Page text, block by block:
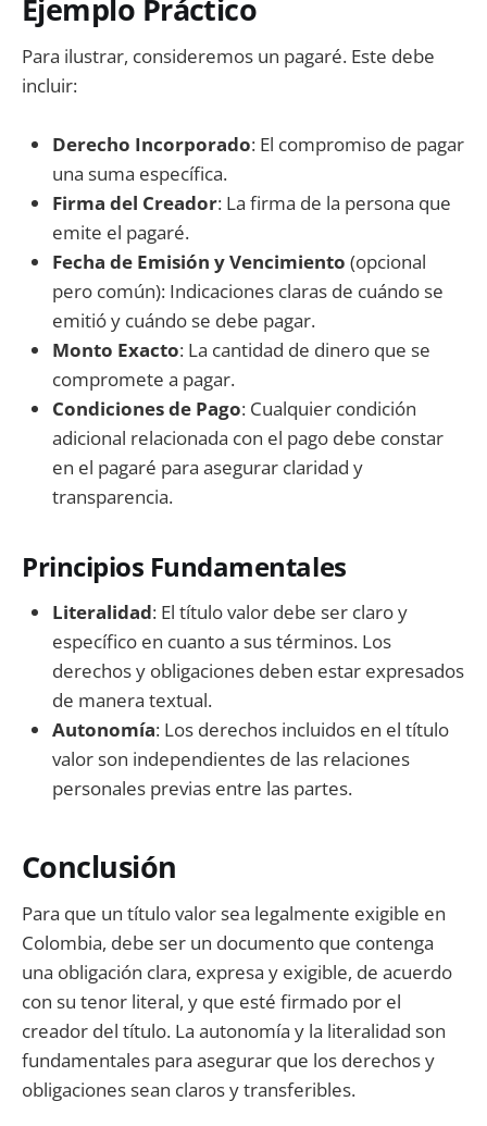
Ejemplo Práctico
Para ilustrar, consideremos un pagaré. Este debe
incluir:
Derecho Incorporado: El compromiso de pagar
una suma específica.
Firma del Creador: La firma de la persona que
emite el pagaré.
Fecha de Emisión y Vencimiento (opcional
pero común): Indicaciones claras de cuándo se
emitió y cuándo se debe pagar.
Monto Exacto: La cantidad de dinero que se
compromete a pagar.
Condiciones de Pago: Cualquier condición
adicional relacionada con el pago debe constar
en el pagaré para asegurar claridad y
transparencia.
Principios Fundamentales
Literalidad: El título valor debe ser claro y
específico en cuanto a sus términos. Los
derechos y obligaciones deben estar expresados
de manera textual.
Autonomía: Los derechos incluidos en el título
valor son independientes de las relaciones
personales previas entre las partes.
Conclusión
Para que un título valor sea legalmente exigible en
Colombia, debe ser un documento que contenga
una obligación clara, expresa y exigible, de acuerdo
con su tenor literal, y que esté firmado por el
creador del título. La autonomía y la literalidad son
fundamentales para asegurar que los derechos y
obligaciones sean claros y transferibles.